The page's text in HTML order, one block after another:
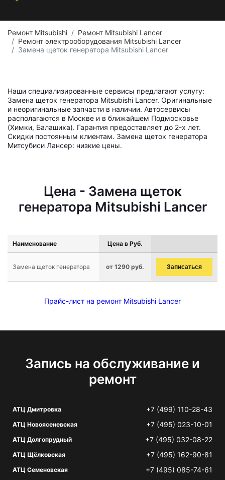
Ремонт Mitsubishi
Ремонт Mitsubishi Lancer
Ремонт электрооборудования Mitsubishi Lancer
Замена щеток генератора Mitsubishi Lancer
Наши специализированные сервисы предлагают услугу:
Замена щеток генератора Mitsubishi Lancer. Оригинальные
и неоригинальные запчасти в наличии. Автосервисы
располагаются в Москве и в ближайшем Подмосковье
(Химки, Балашиха). Гарантия предоставляет до 2-х лет.
Скидки постоянным клиентам. Замена щеток генератора
Митсубиси Лансер: низкие цены.
Цена - Замена щеток
генератора Mitsubishi Lancer
Наименование Цена в Руб.
Замена щеток генератора от 1290 руб. Записаться
Прайс-лист на ремонт Mitsubishi Lancer
Запись на обслуживание и
ремонт
АТЦ Дмитровка +7 (499) 110-28-43
АТЦ Новоясеневская +7 (495) 023-10-01
АТЦ Долгопрудный +7 (495) 032-08-22
АТЦ Щёлковская +7 (495) 162-90-81
АТЦ Семеновская +7 (495) 085-74-61